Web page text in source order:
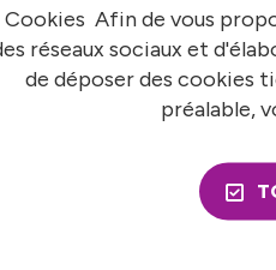
d'informations de
Nos actions
Cookies Afin de vous
réseaux sociaux et
de déposer des cookies
préalable,